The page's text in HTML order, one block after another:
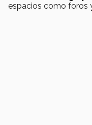
espacios como foros